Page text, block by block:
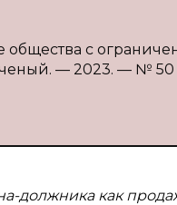
общества с
— 2023. — № 50
должника как